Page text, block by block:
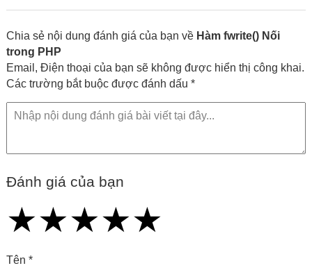
Chia sẻ nội dung đánh giá của bạn về Hàm fwrite() Nối
trong PHP
Email, Điện thoại của bạn sẽ không được hiển thị công khai.
Các trường bắt buộc được đánh dấu *
Đánh giá của bạn
★
★★
★★★
★★★★
★★★★★
Tên *